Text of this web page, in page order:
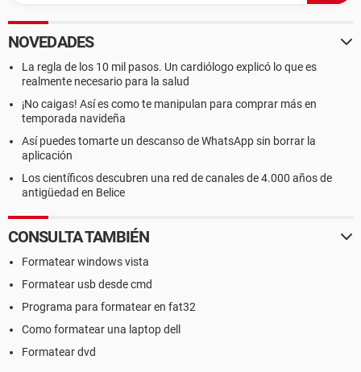
NOVEDADES
La regla de los 10 mil pasos. Un cardiólogo explicó lo que es
realmente necesario para la salud
¡No caigas! Así es como te manipulan para comprar más en
temporada navideña
Así puedes tomarte un descanso de WhatsApp sin borrar la
aplicación
Los científicos descubren una red de canales de 4.000 años de
antigüedad en Belice
CONSULTA TAMBIÉN
Formatear windows vista
Formatear usb desde cmd
Programa para formatear en fat32
Como formatear una laptop dell
Formatear dvd